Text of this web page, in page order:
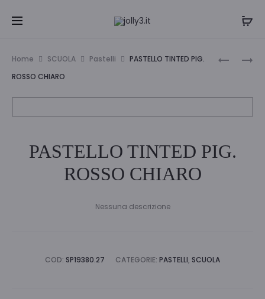
i
PASTELLO
SALMONE
PASTELLO
ROSA
Home SCUOLA Pastelli
PASTELLO TINTED PIG.
ROSSO CHIARO
PASTELLO TINTED PIG.
ROSSO CHIARO
Nessuna descrizione
COD: SP19380.27 CATEGORIE: PASTELLI, SCUOLA